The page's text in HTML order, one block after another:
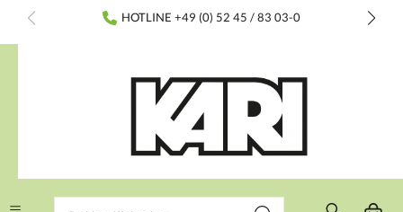
springen HOTLINE +49 (0) 52 45 / 83 03-0